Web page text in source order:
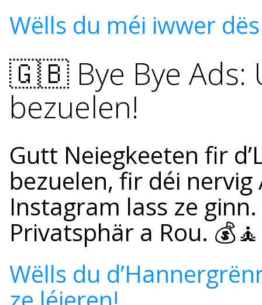
Wëlls du méi iwwer
🇬🇧 Bye Bye Ads:
bezuelen!
Gutt Neiegkeeten fir
bezuelen, fir déi
Instagram lass ze
Privatsphär a Rou. 💰🧘
Wëlls du